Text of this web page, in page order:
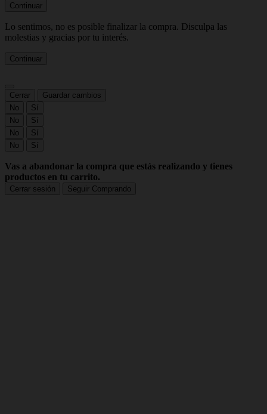
Continuar
Lo sentimos, no es posible finalizar la compra. Disculpa las
molestias y gracias por tu interés.
Continuar
Cerrar
Guardar cambios
No
Sí
No
Sí
No
Sí
No
Sí
Vas a abandonar la compra que estás realizando y tienes
productos en tu carrito.
Cerrar sesión Seguir Comprando